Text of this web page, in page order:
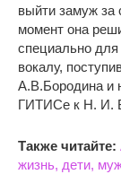
выйти замуж за
момент она
специально
вокалу,
А.В.Бородина и
ГИТИСе к Н. И.
Также читайте:
жизнь, дети,